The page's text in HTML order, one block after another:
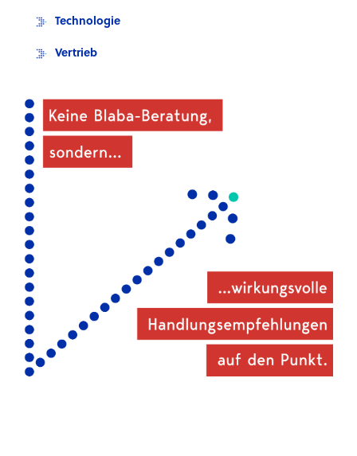
Technologie
Vertrieb